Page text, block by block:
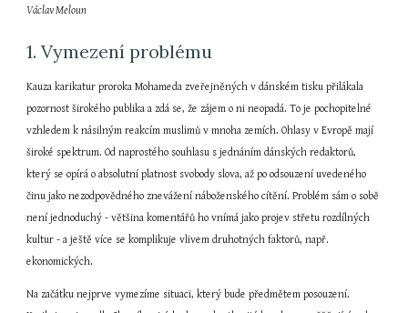
Václav Meloun
1. Vymezení problému
Kauza karikatur proroka Mohameda zveřejněných v dánském tisku přilákala
pozornost širokého publika a zdá se, že zájem o ni neopadá. To je pochopitelné
vzhledem k násilným reakcím muslimů v mnoha zemích. Ohlasy v Evropě mají
široké spektrum. Od naprostého souhlasu s jednáním dánských redaktorů,
který se opírá o absolutní platnost svobody slova, až po odsouzení uvedeného
činu jako nezodpovědného znevážení náboženského cítění. Problém sám o sobě
není jednoduchý - většina komentářů ho vnímá jako projev střetu rozdílných
kultur - a ještě více se komplikuje vlivem druhotných faktorů, např.
ekonomických.
Na začátku nejprve vymezíme situaci, který bude předmětem posouzení.